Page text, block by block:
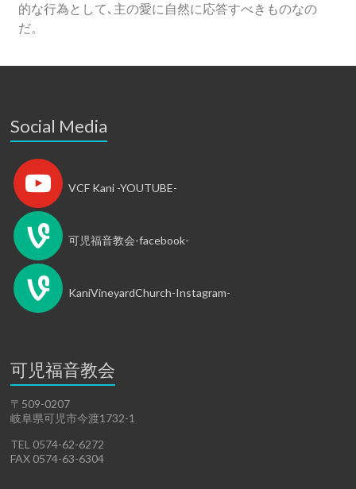
的な行為として､主の愛に自然に応答すべきものなの
だ。
Social Media
VCF Kani -YOUTUBE-
可児福音教会-facebook-
KaniVineyardChurch-Instagram-
可児福音教会
〒509-0207
岐阜県可児市今渡1732-1
TEL 0574-62-6272
FAX 0574-63-6304